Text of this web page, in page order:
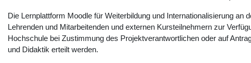
Die Lernplattform Moodle für Weiterbildung und Internationalisierung
Lehrenden und Mitarbeitenden und externen Kursteilnehmern zur
Hochschule bei Zustimmung des Projektverantwortlichen oder auf
und Didaktik erteilt werden.